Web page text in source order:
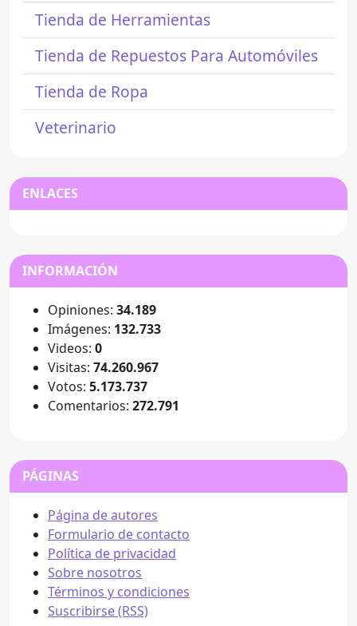
Tienda de Herramientas
Tienda de Repuestos Para Automóviles
Tienda de Ropa
Veterinario
ENLACES
INFORMACIÓN
Opiniones: 34.189
Imágenes: 132.733
Videos: 0
Visitas: 74.260.967
Votos: 5.173.737
Comentarios: 272.791
PÁGINAS
Página de autores
Formulario de contacto
Política de privacidad
Sobre nosotros
Términos y condiciones
Suscribirse (RSS)